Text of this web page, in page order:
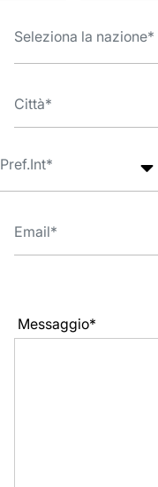
Messaggio*